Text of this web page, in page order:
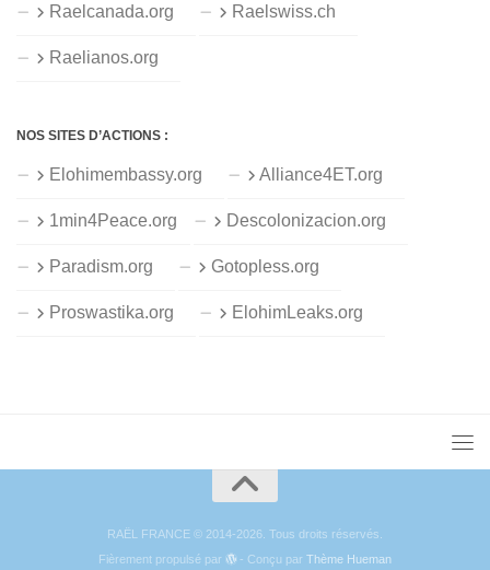
Raelcanada.org Raelswiss.ch
Raelianos.org
NOS SITES D’ACTIONS :
Elohimembassy.org Alliance4ET.org
1min4Peace.org Descolonizacion.org
Paradism.org Gotopless.org
Proswastika.org ElohimLeaks.org
RAËL FRANCE © 2014-2026. Tous droits réservés.
Fièrement propulsé par
- Conçu parThème Hueman